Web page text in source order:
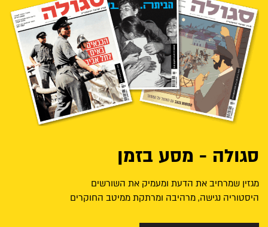
סגולה - מסע בזמן
מגזין שמרחיב את הדעת ומעמיק את השורשים
היסטוריה נגישה, מרהיבה ומרתקת ממיטב החוקרים